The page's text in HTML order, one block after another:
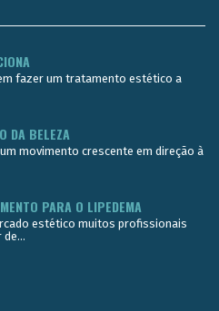
fazer um tratamento estético a
DA BELEZA
movimento crescente em direção à
PARA O LIPEDEMA
estético muitos profissionais